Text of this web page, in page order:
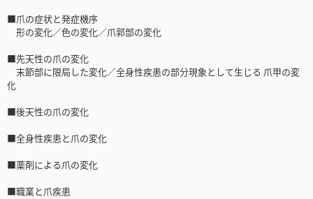
■爪の症状と発症機序
形の変化／色の変化／爪郭部の変化
■先天性の爪の変化
末節部に限局した変化／全身性疾患の部分現象として生じる 爪甲の変
化
■後天性の爪の変化
■全身性疾患と爪の変化
■薬剤による爪の変化
■職業と爪疾患